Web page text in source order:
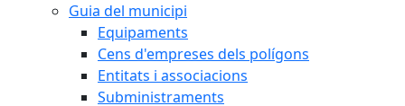
Guia del municipi
Equipaments
Cens d'empreses dels polígons
Entitats i associacions
Subministraments